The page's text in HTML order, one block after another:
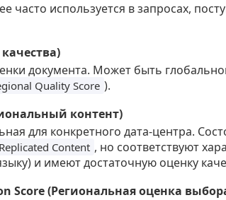
часто используется в запросах,
документа. Может быть
Quality Score ).
контент)
для конкретного дата-центра.
Replicated Content , но соответствуют
и имеют достаточную оценку
Score (Региональная оценка